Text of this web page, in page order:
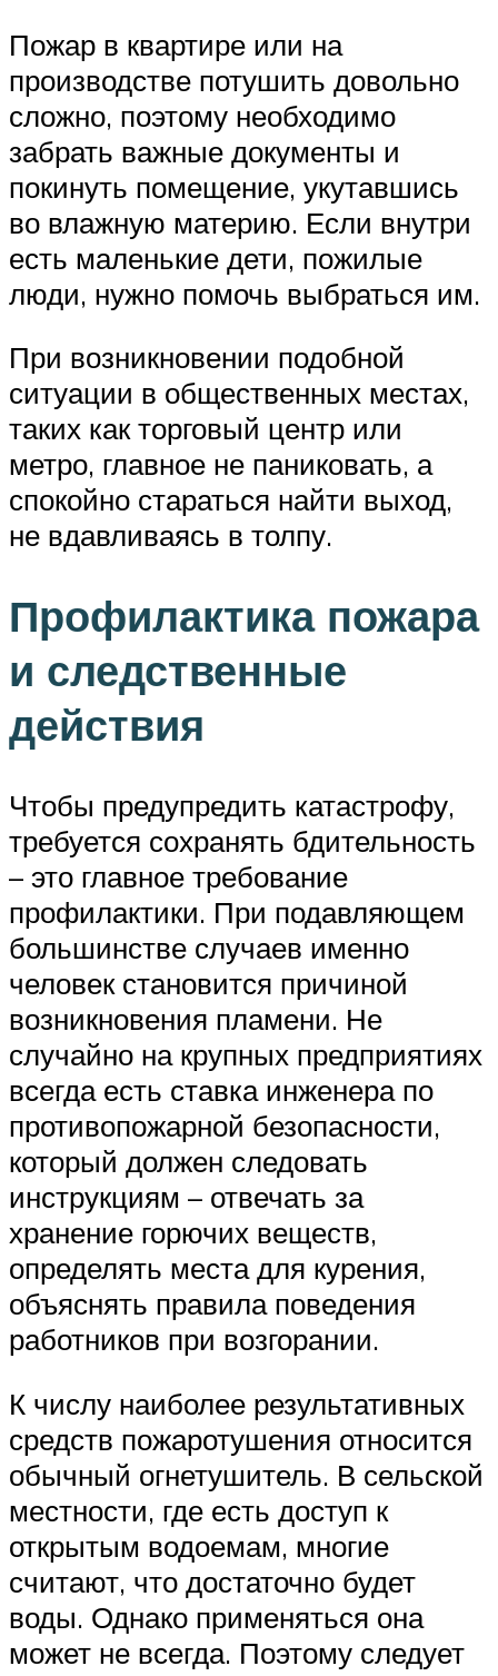
Пожар в квартире или на
производстве потушить довольно
сложно, поэтому необходимо
забрать важные документы и
покинуть помещение, укутавшись
во влажную материю. Если внутри
есть маленькие дети, пожилые
люди, нужно помочь выбраться им.
При возникновении подобной
ситуации в общественных местах,
таких как торговый центр или
метро, главное не паниковать, а
спокойно стараться найти выход,
не вдавливаясь в толпу.
Профилактика пожара
и следственные
действия
Чтобы предупредить катастрофу,
требуется сохранять бдительность
– это главное требование
профилактики. При подавляющем
большинстве случаев именно
человек становится причиной
возникновения пламени. Не
случайно на крупных предприятиях
всегда есть ставка инженера по
противопожарной безопасности,
который должен следовать
инструкциям – отвечать за
хранение горючих веществ,
определять места для курения,
объяснять правила поведения
работников при возгорании.
К числу наиболее результативных
средств пожаротушения относится
обычный огнетушитель. В сельской
местности, где есть доступ к
открытым водоемам, многие
считают, что достаточно будет
воды. Однако применяться она
может не всегда. Поэтому следует